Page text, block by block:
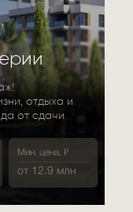
от 12.9 млн
Мин. цена, ₽
отдыха и
от сдачи